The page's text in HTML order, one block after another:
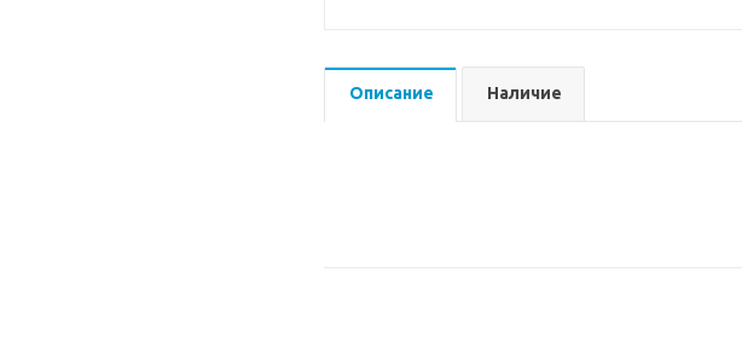
Описание Наличие